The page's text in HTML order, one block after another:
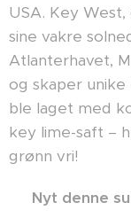
USA. Key
sine vakre
Atlanterhavet,
og skaper
ble laget med
key lime-saft –
grønn vri!
Nyt denne